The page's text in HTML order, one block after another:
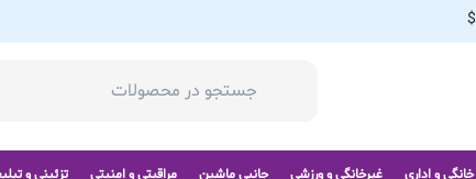
$
خانگی و اداری غیرخانگی و ورزشی جانبی ماشین مراقبتی و امنیتی تزئینی و